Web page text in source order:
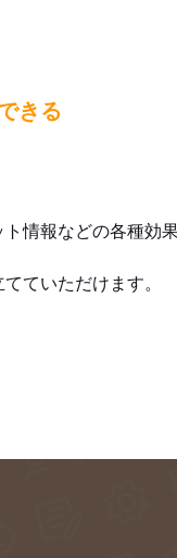
きる
情報などの各種効
ていただけます。